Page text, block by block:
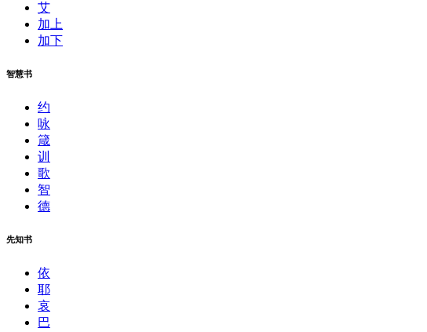
艾
加上
加下
智慧书
约
咏
箴
训
歌
智
德
先知书
依
耶
哀
巴